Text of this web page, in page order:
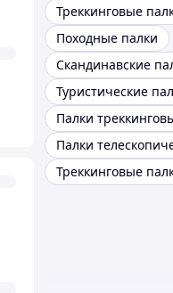
Походные палки